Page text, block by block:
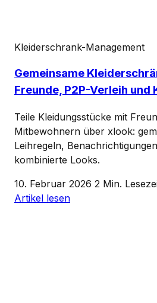
Kleiderschrank-Management
Gemeinsame
Freunde, P2P-Verleih und
Teile Kleidungsstücke mit
Mitbewohnern über xlook:
Leihregeln,
kombinierte Looks.
10. Februar 2026 2 Min.
Artikel lesen